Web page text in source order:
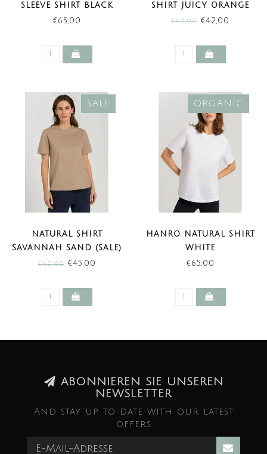
SLEEVE SHIRT BLACK
€65,00
SHIRT JUICY ORANGE
(SALE)
€60,00 €42,00
SALE
NATURAL SHIRT
SAVANNAH SAND (SALE)
€60,00€45,00
ORGANIC
HANRO NATURAL SHIRT
WHITE
€65,00
ABONNIEREN SIE UNSEREN
NEWSLETTER
And stay up to date with our latest
offers